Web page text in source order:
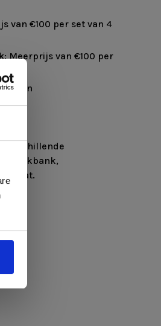
van €100 per set van 4
: Meerprijs van €100 per
poten
verschillende
hoekbank,